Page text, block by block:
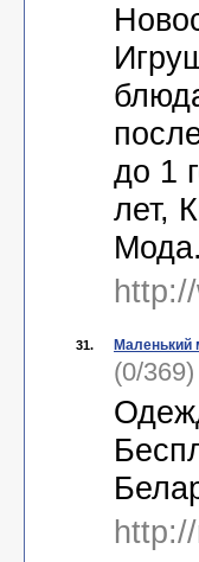
до 1
лет,
Мода.
31. Маленький
(0/